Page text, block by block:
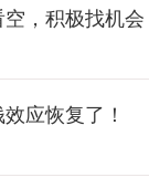
，积极找机会
应恢复了！